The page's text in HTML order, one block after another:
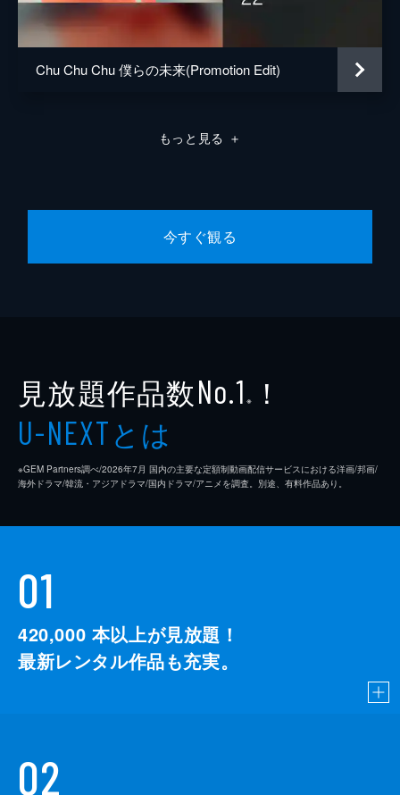
Chu Chu Chu 僕らの未来(Promotion Edit)
もっと見る ＋
今すぐ観る
見放題作品数No.1 ※ ！
U-NEXTとは
※GEM Partners調べ/2026年7⽉ 国内の主要な定額制動画配信サービスにおける洋画/邦画/
海外ドラマ/韓流・アジアドラマ/国内ドラマ/アニメを調査。別途、有料作品あり。
01
420,000 本以上が見放題！
最新レンタル作品も充実。
02